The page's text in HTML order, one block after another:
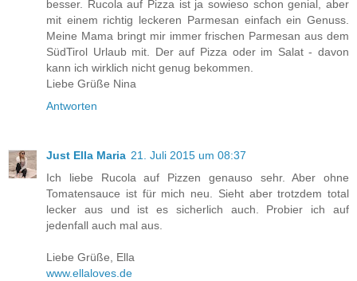
besser. Rucola auf Pizza ist ja sowieso schon genial, aber
mit einem richtig leckeren Parmesan einfach ein Genuss.
Meine Mama bringt mir immer frischen Parmesan aus dem
SüdTirol Urlaub mit. Der auf Pizza oder im Salat - davon
kann ich wirklich nicht genug bekommen.
Liebe Grüße Nina
Antworten
Just Ella Maria 21. Juli 2015 um 08:37
Ich liebe Rucola auf Pizzen genauso sehr. Aber ohne
Tomatensauce ist für mich neu. Sieht aber trotzdem total
lecker aus und ist es sicherlich auch. Probier ich auf
jedenfall auch mal aus.
Liebe Grüße, Ella
www.ellaloves.de